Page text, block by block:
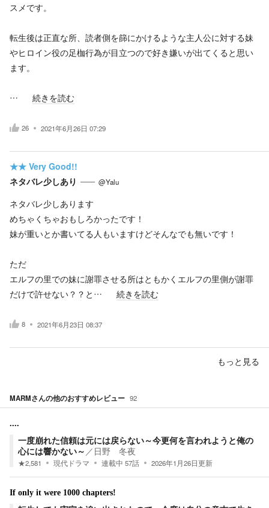
スメです。
転生後は正直な所、読者側を篩にかけるような主人公に対する妹
やヒロイン役の足枷行為が目立つので好き嫌いが出てくると思い
ます。
… 続きを読む
26 2021年6月26日 07:29
★★ Very Good!!
ネタバレ少しあり
@Yalu
ネタバレ少しあります
めちゃくちゃおもしろかったです！
妹が重いとか書いてる人もいますけどそんなでも無いです！
ただ
エルフの里での妹に謝罪させる所はともかくエルフの里側が謝罪
だけで許せない？？と…
続きを読む
8 2021年6月23日 08:37
もっと見る
MARMさんの他のおすすめレビュー 92
....
一度崩れた信頼は元には戻らない～今更何を言われようと俺の
心には響かない～ ／ 日野 冬夜
★2,581 現代ドラマ 連載中 57話 2026年1月26日更新
If only it were 1000 chapters!